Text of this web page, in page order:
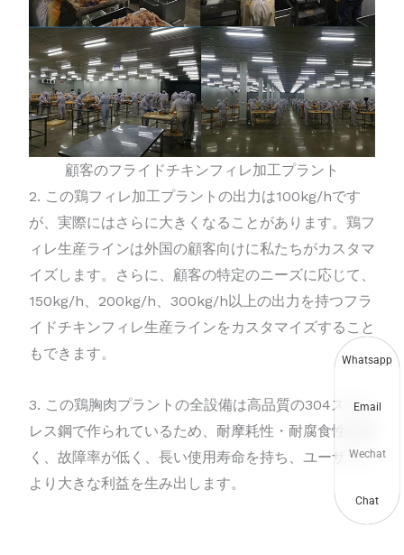
顧客のフライドチキンフィレ加工プラント
2. この鶏フィレ加工プラントの出力は100kg/hです
が、実際にはさらに大きくなることがあります。鶏フ
ィレ生産ラインは外国の顧客向けに私たちがカスタマ
イズします。さらに、顧客の特定のニーズに応じて、
150kg/h、200kg/h、300kg/h以上の出力を持つフラ
イドチキンフィレ生産ラインをカスタマイズすること
もできます。
3. この鶏胸肉プラントの全設備は高品質の304ステン
レス鋼で作られているため、耐摩耗性・耐腐食性が高
く、故障率が低く、長い使用寿命を持ち、ユーザーに
より大きな利益を生み出します。
Whatsapp
Email
Wechat
Chat